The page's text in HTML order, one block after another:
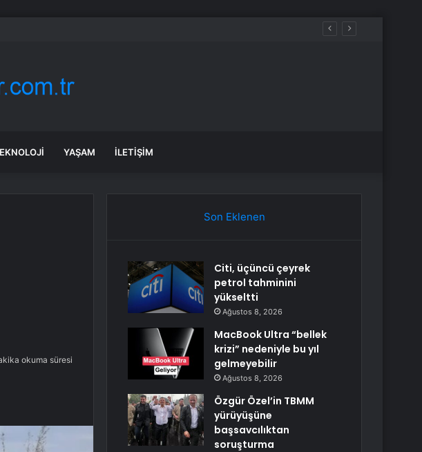
YAŞAM İLETIŞIM
okuma süresi
Son Eklenen
Citi, üçüncü çeyrek
petrol tahminini
yükseltti
Ağustos 8, 2026
MacBook Ultra “bellek
krizi” nedeniyle bu yıl
gelmeyebilir
Ağustos 8, 2026
Özgür Özel’in TBMM
yürüyüşüne
başsavcılıktan
soruşturma